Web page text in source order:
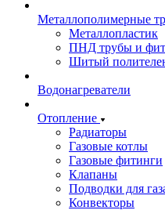
Металлополимерные
Металлопластик
ПНД трубы и
Шитый
Водонагреватели
Отопление
Радиаторы
Газовые котлы
Газовые фитинги
Клапаны
Подводки для
Конвекторы